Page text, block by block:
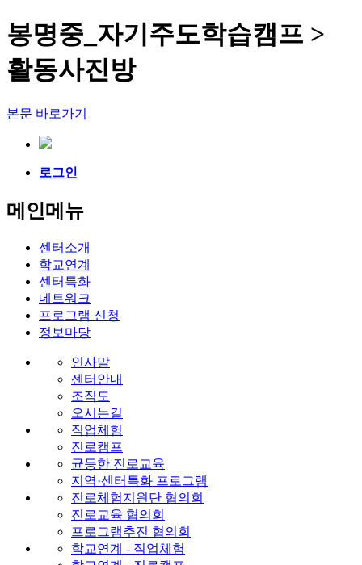
봉명중_자기주도학습캠프 >
활동사진방
본문 바로가기
로그인
메인메뉴
센터소개
학교연계
센터특화
네트워크
프로그램 신청
정보마당
인사말
센터안내
조직도
오시는길
직업체험
진로캠프
균등한 진로교육
지역·센터특화 프로그램
진로체험지원단 협의회
진로교육 협의회
프로그램추진 협의회
학교연계 - 직업체험